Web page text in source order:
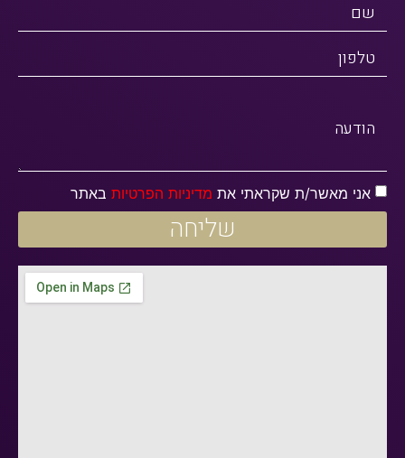
שם
טלפון
הודעה
אני מאשר/ת שקראתי את מדיניות הפרטיות באתר
שליחה